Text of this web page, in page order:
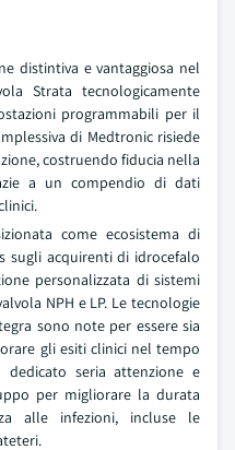
distintiva e vantaggiosa nel
Strata tecnologicamente
programmabili per il
di Medtronic risiede
costruendo fiducia nella
a un compendio di dati
come ecosistema di
sugli acquirenti di idrocefalo
personalizzata di sistemi
NPH e LP. Le tecnologie
sono note per essere sia
gli esiti clinici nel tempo
seria attenzione e
per migliorare la durata
alle infezioni, incluse le